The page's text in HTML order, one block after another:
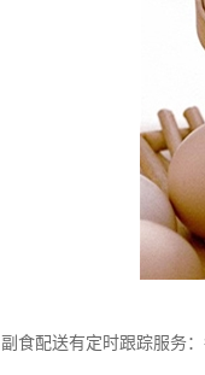
副食配送有定时跟踪服务